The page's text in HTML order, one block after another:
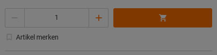
Artikel merken